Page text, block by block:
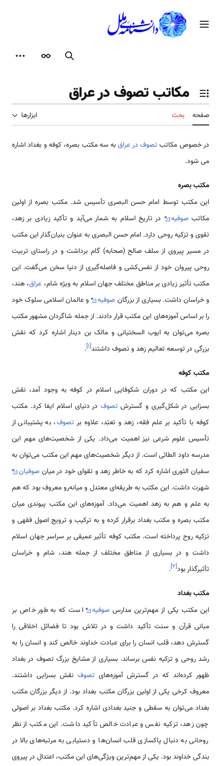
محتوامنوی اصلی
جستجوظاهر
تغییر وضعیت فهرست محتویات
مکاتب تصوف در عراق
صفحه بحث ابزارها
در خصوص مکاتب تصوف در عراقبه سه مکتب بصره، کوفه و بغداد اشاره
می­ شود.
مکتب بصره
این مکتب توسط امام حسن البصری تأسیس شد. مکتب بصره از اولین
مکاتبصوفیه
در تاریخ اسلام به شمار می‌آید و تأکید زیادی بر زهد،
تقوی و تزکیه روحی دارد. امام حسن البصری به عنوان بنیان‌گذار این مکتب
در مسیر پیروی از سلف صالح (صحابه) گام برداشت و در راستای تربیت
روحی پیروان خود از نفس‌کشی و فاصله‌گیری از دنیا سخن می‌گفت. این
مکتب تأثیر زیادی بر مناطق مختلف جهان اسلام به ویژه شام، عراق، هند،
و خراسان داشت. بسیاری از بزرگان صوفیه
و عالمان اسلامی سلوک خود
را بر اساس آموزه‌های این مکتب قرار دادند. از جمله شاگردان مشهور مکتب
بصره می‌توان به ایوب السختیانی و مالک بن دینار اشاره کرد که نقش
بزرگی در توسعه تعالیم زهد و تصوف داشتند[۱]
.
مکتب کوفه
این مکتب که در دوران شکوفایی اسلام در کوفه به وجود آمد، نقش
بسزایی در شکل‌گیری و گسترش تصوف در دنیای اسلام ایفا کرد. مکتب
کوفه با تأکید بر علم فقه، زهد و تعبّد، علاوه بر تصوف، به پشتیبانی از
تأسیس علوم شرعی نیز اهمیت می‌داد. یکی از شخصیت‌های مهم این
مدرسه داود الطائی است. از دیگر شخصیت‌های مهم این مکتب می‌توان به
سفیان الثوری اشاره کرد که به خاطر زهد و تقوای خود در میان صوفیان
شهرت داشت. این مکتب به طریقه‌ای معتدل و میانه‌رو معروف بود که هم
به علم و هم به زهد اهمیت می‌داد. آموزه‌های این مکتب پیوندی میان
مکتب بصره و مکتب بغداد برقرار کرده و به ترکیب و ترویج اصول فقهی و
تزکیه روح پرداخته است. مکتب کوفه تأثیر عمیقی بر سراسر جهان اسلام
داشت و در بسیاری از مناطق مختلف از جمله هند، شام و خراسان
تأثیرگذار بود[۲]
.
مکتب بغداد
این مکتب یکی از مهم‌ترین مدارسصوفیه
است که به طور خاص بر
مبانی قرآن و سنت تأکید داشت و در تلاش بود تا فضائل اخلاقی را
گسترش دهد، قلب انسان را برای عبادت خداوند خالص کند و انسان را به
رشد روحی و تزکیه نفس برساند. بسیاری از مشایخ بزرگ تصوف در بغداد
ظهور کرده‌اند که در گسترش آموزه‌های تصوف نقش بسزایی داشتند.
معروف کرخی یکی از اولین بزرگان مکتب بغداد بود. از دیگر بزرگان مکتب
بغداد می‌توان به سقطی و جنید بغدادی اشاره کرد. مکتب بغداد بر اصولی
چون زهد، تزکیه نفس و عبادت خالص تأکید داشت. این مکتب از نظر
روحانی به دنبال پاکسازی قلب انسان‌ها و دستیابی به مرتبه‌های بالا در
بندگی خداوند بود. یکی از مهم‌ترین ویژگی‌های این مکتب، اعتدال در پیروی